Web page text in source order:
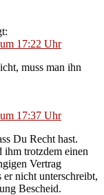
17:22 Uhr
muss man ihn
17:37 Uhr
Du Recht hast.
trotzdem einen
Vertrag
er nicht unterschreibt,
Bescheid.